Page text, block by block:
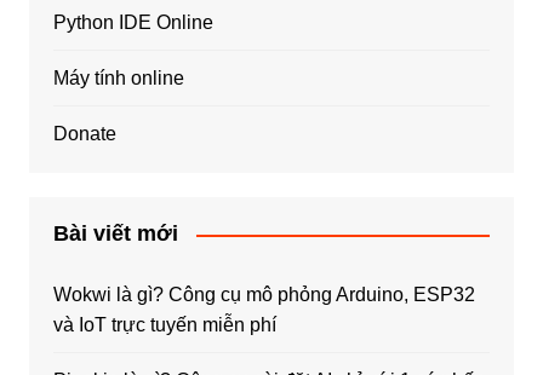
Python IDE Online
Máy tính online
Donate
Bài viết mới
Wokwi là gì? Công cụ mô phỏng Arduino, ESP32
và IoT trực tuyến miễn phí